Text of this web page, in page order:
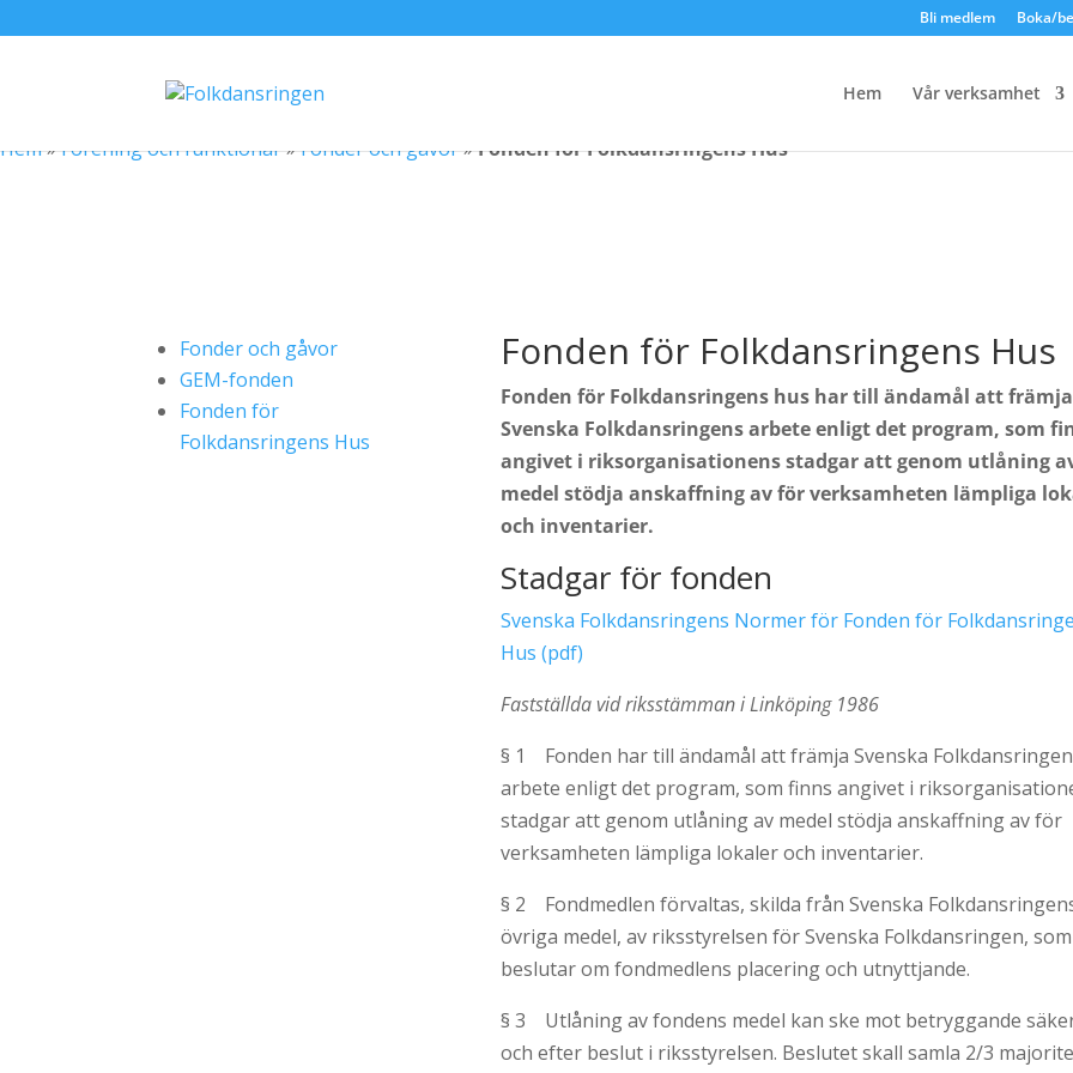
Bli medlem Boka/
Hem Vår verksamhet
Hem»Förening och funktionär»Fonder och gåvor»Fonden för Folkdansringens Hus
Fonder och gåvor
GEM-fonden
Fonden för
Folkdansringens Hus
Fonden för Folkdansringens Hus
Fonden för Folkdansringens hus har till ändamål att främja
Svenska Folkdansringens arbete enligt det program, som
angivet i riksorganisationens stadgar att genom utlåning
medel stödja anskaffning av för verksamheten lämpliga
och inventarier.
Stadgar för fonden
Svenska Folkdansringens Normer för Fonden för
Hus (pdf)
Fastställda vid riksstämman i Linköping 1986
§ 1 Fonden har till ändamål att främja Svenska
arbete enligt det program, som finns angivet i
stadgar att genom utlåning av medel stödja anskaffning av för
verksamheten lämpliga lokaler och inventarier.
§ 2 Fondmedlen förvaltas, skilda från Svenska
övriga medel, av riksstyrelsen för Svenska Folkdansringen, som
beslutar om fondmedlens placering och utnyttjande.
§ 3 Utlåning av fondens medel kan ske mot betryggande
och efter beslut i riksstyrelsen. Beslutet skall samla 2/3